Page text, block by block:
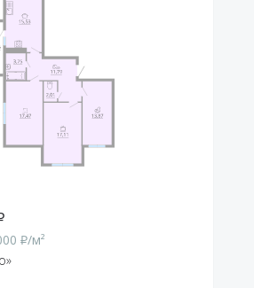
₽/м²